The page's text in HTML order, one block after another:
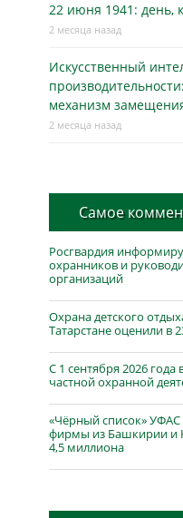
22 июня 1941: день,
2 месяца назад
Искусственный
механизм
2 месяца назад
Самое
Росгвардия
охранников и
организаций
Охрана детского
Татарстане оценили в
С 1 сентября 2026 года
частной охранной
«Чёрный список»
фирмы из Башкирии и
4,5 миллиона